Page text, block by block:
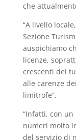
che
“A livello
Sezione
auspichiamo
licenze,
crescenti dei
alle carenze
limitrofe”.
“Infatti, con
numeri molto
del servizio di